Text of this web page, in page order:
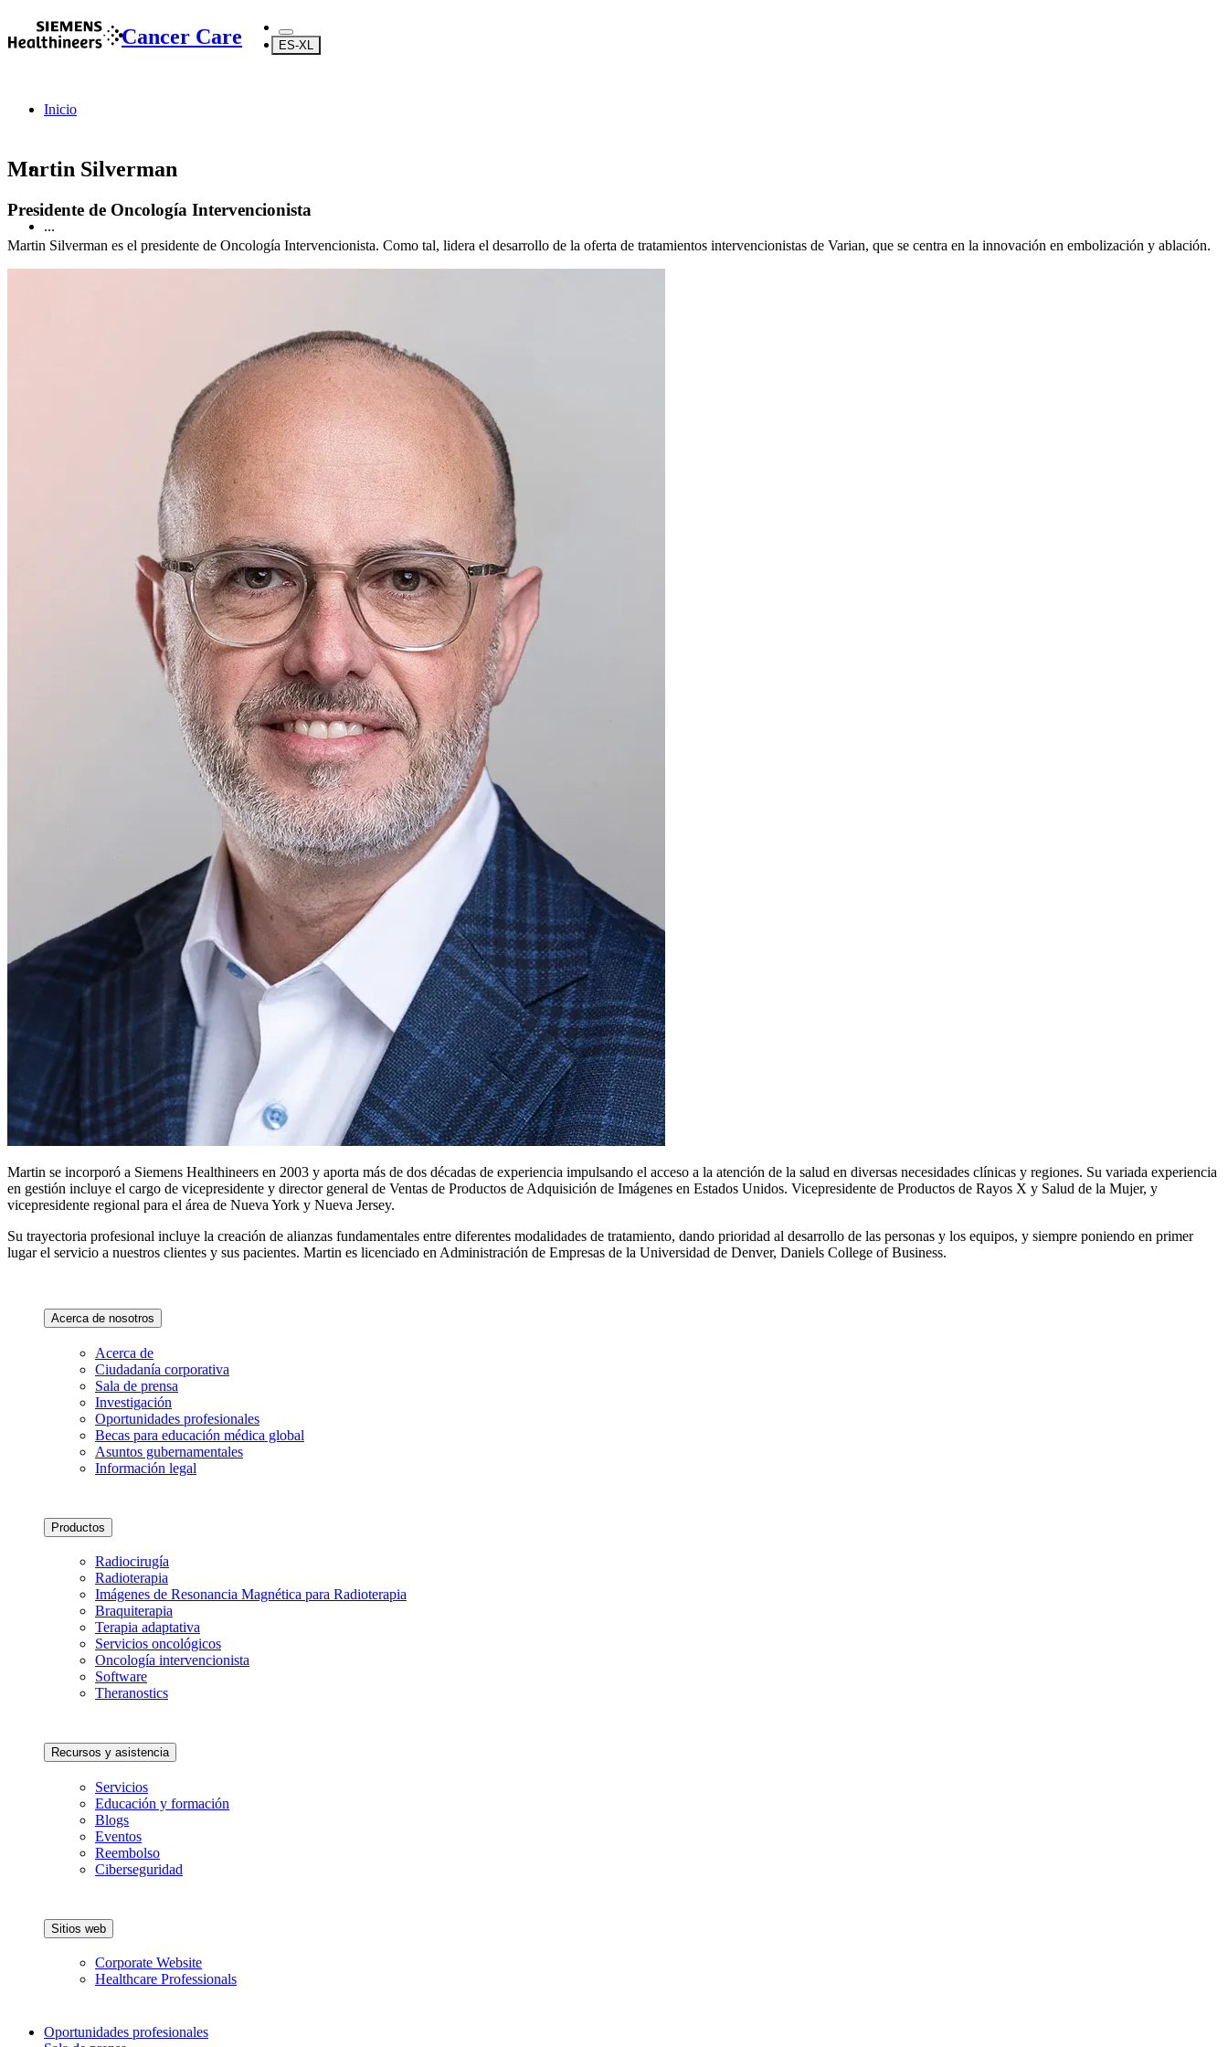
Cancer Care ES-XL
Inicio
...
Martin Silverman
Presidente de Oncología Intervencionista
Martin Silverman es el presidente de Oncología Intervencionista. Como tal, lidera el desarrollo de la oferta de tratamientos intervencionistas de Varian, que se centra en la innovación en embolización y ablación.
Martin se incorporó a Siemens Healthineers en 2003 y aporta más de dos décadas de experiencia impulsando el acceso a la atención de la salud en diversas necesidades clínicas y regiones. Su variada experiencia
en gestión incluye el cargo de vicepresidente y director general de Ventas de Productos de Adquisición de Imágenes en Estados Unidos. Vicepresidente de Productos de Rayos X y Salud de la Mujer, y
vicepresidente regional para el área de Nueva York y Nueva Jersey.
Su trayectoria profesional incluye la creación de alianzas fundamentales entre diferentes modalidades de tratamiento, dando prioridad al desarrollo de las personas y los equipos, y siempre poniendo en primer
lugar el servicio a nuestros clientes y sus pacientes. Martin es licenciado en Administración de Empresas de la Universidad de Denver, Daniels College of Business.
Acerca de nosotros
Acerca de
Ciudadanía corporativa
Sala de prensa
Investigación
Oportunidades profesionales
Becas para educación médica global
Asuntos gubernamentales
Información legal
Productos
Radiocirugía
Radioterapia
Imágenes de Resonancia Magnética para Radioterapia
Braquiterapia
Terapia adaptativa
Servicios oncológicos
Oncología intervencionista
Software
Theranostics
Recursos y asistencia
Servicios
Educación y formación
Blogs
Eventos
Reembolso
Ciberseguridad
Sitios web
Corporate Website
Healthcare Professionals
Oportunidades profesionales